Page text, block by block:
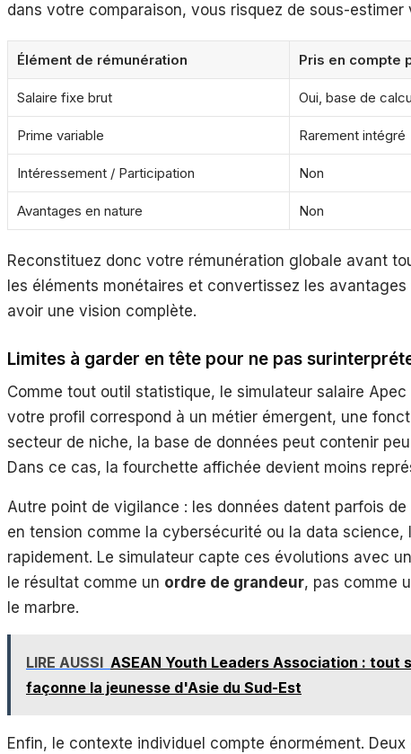
dans votre comparaison, vous risquez de sous-estimer
Élément de rémunération Pris en compte
Salaire fixe brut Oui, base de
Prime variable Rarement intégré
Intéressement / Participation Non
Avantages en nature Non
Reconstituez donc votre rémunération globale avant
les éléments monétaires et convertissez les
avoir une vision complète.
Limites à garder en tête pour ne pas
Comme tout outil statistique, le simulateur salaire
votre profil correspond à un métier émergent, une
secteur de niche, la base de données peut contenir
Dans ce cas, la fourchette affichée devient moins
Autre point de vigilance : les données datent parfois
en tension comme la cybersécurité ou la data
rapidement. Le simulateur capte ces évolutions avec
le résultat comme un ordre de grandeur, pas comme
le marbre.
LIRE AUSSI ASEAN Youth Leaders Association :
façonne la jeunesse d'Asie du Sud-Est
Enfin, le contexte individuel compte énormément.